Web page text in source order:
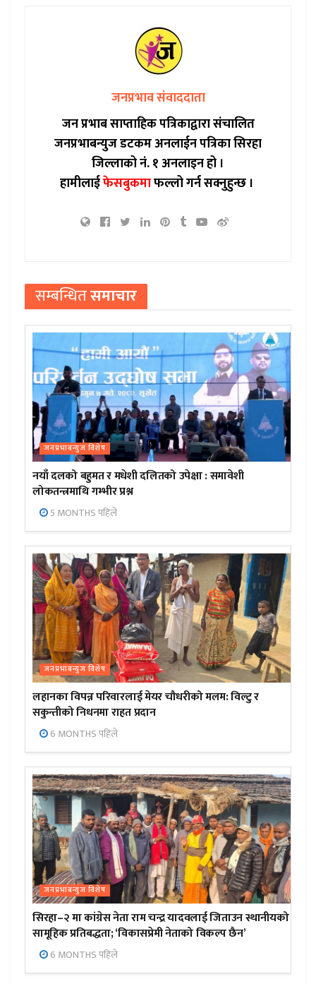
जनप्रभाव संवाददाता
जन प्रभाब साप्ताहिक पत्रिकाद्वारा संचालित
जनप्रभाबन्युज डटकम अनलाईन पत्रिका सिरहा
जिल्लाको नं. १ अनलाइन हो ।
हामीलाईफेसबुकमाफल्लो गर्न सक्नुहुन्छ ।
सम्बन्धितसमाचार
जनप्रभाबन्युज विशेष
नयाँ दलको बहुमत र मधेशी दलितको उपेक्षा : समावेशी
लोकतन्त्रमाथि गम्भीर प्रश्न
5 MONTHS पहिले
जनप्रभाबन्युज विशेष
लहानका विपन्न परिवारलाई मेयर चौधरीको मलम: विल्टु र
सकुन्तीको निधनमा राहत प्रदान
6 MONTHS पहिले
जनप्रभाबन्युज विशेष
सिरहा–२ मा कांग्रेस नेता राम चन्द्र यादवलाई जिताउन स्थानीयको
सामूहिक प्रतिबद्धता; ‘विकासप्रेमी नेताको विकल्प छैन’
6 MONTHS पहिले